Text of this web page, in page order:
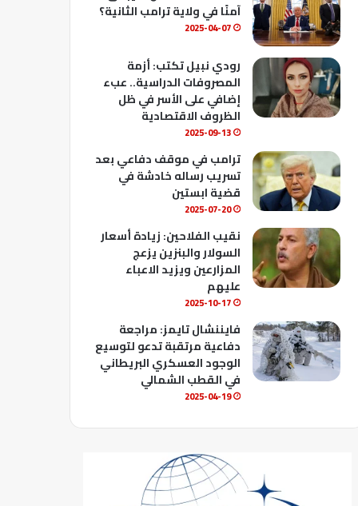
b
e
آمنًا في ولاية ترامب الثانية؟
2025-04-07
رودي نبيل تكتب: أزمة
المصروفات الدراسية.. عبء
إضافي على الأسر في ظل
الظروف الاقتصادية
2025-09-13
ترامب في موقف دفاعي بعد
تسريب رساله خادشة في
قضية ابستين
2025-07-20
نقيب الفلاحين: زيادة أسعار
السولار والبنزين يزعج
المزارعين ويزيد الاعباء
عليهم
2025-10-17
فايننشال تايمز: مراجعة
دفاعية مرتقبة تدعو لتوسيع
الوجود العسكري البريطاني
في القطب الشمالي
2025-04-19